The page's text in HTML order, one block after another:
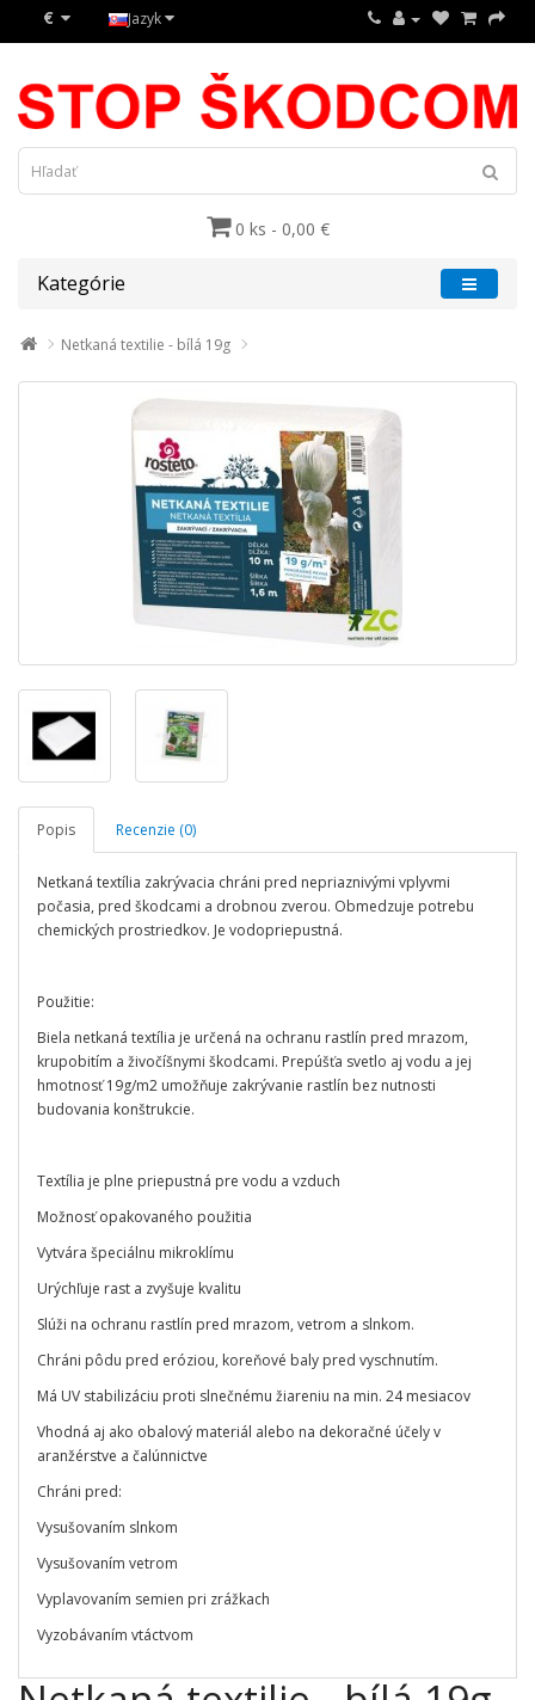
€ Jazyk
0 ks - 0,00 €
Kategórie
Netkaná textilie - bílá 19g
Popis Recenzie (0)
Netkaná textília zakrývacia chráni pred nepriaznivými vplyvmi
počasia, pred škodcami a drobnou zverou. Obmedzuje potrebu
chemických prostriedkov. Je vodopriepustná.
Použitie:
Biela netkaná textília je určená na ochranu rastlín pred mrazom,
krupobitím a živočíšnymi škodcami. Prepúšťa svetlo aj vodu a jej
hmotnosť 19g/m2 umožňuje zakrývanie rastlín bez nutnosti
budovania konštrukcie.
Textília je plne priepustná pre vodu a vzduch
Možnosť opakovaného použitia
Vytvára špeciálnu mikroklímu
Urýchľuje rast a zvyšuje kvalitu
Slúži na ochranu rastlín pred mrazom, vetrom a slnkom.
Chráni pôdu pred eróziou, koreňové baly pred vyschnutím.
Má UV stabilizáciu proti slnečnému žiareniu na min. 24 mesiacov
Vhodná aj ako obalový materiál alebo na dekoračné účely v
aranžérstve a čalúnnictve
Chráni pred:
Vysušovaním slnkom
Vysušovaním vetrom
Vyplavovaním semien pri zrážkach
Vyzobávaním vtáctvom